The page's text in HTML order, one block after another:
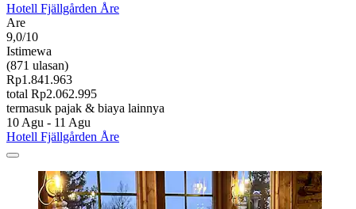
Hotell Fjällgården Åre
Are
9,0/10
Istimewa
(871 ulasan)
Rp1.841.963
total Rp2.062.995
termasuk pajak & biaya lainnya
10 Agu - 11 Agu
Hotell Fjällgården Åre